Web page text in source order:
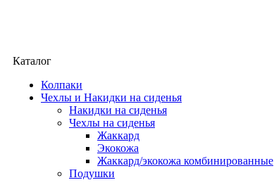
Каталог
Колпаки
Чехлы и Накидки на сиденья
Накидки на сиденья
Чехлы на сиденья
Жаккард
Экокожа
Жаккард/экокожа комбинированные
Подушки